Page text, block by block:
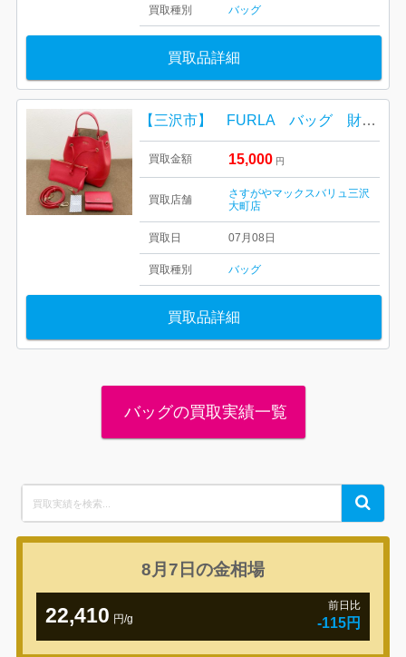
買取種別 バッグ
買取品詳細
【三沢市】 FURLA バッグ 財布 をお買取り致しました！
買取金額 15,000 円
買取店舗
さすがやマックスバリュ三沢
大町店
買取日 07月08日
買取種別 バッグ
買取品詳細
バッグの買取実績一覧
for:
Search
8月7日の金相場
22,410 円/g
前日比
-115円